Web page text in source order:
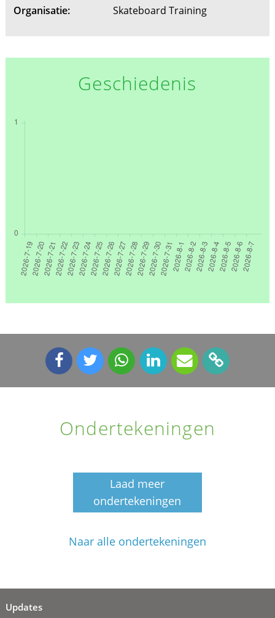
Organisatie:
Skateboard Training
Geschiedenis
Ondertekeningen
Laad meer
ondertekeningen
Naar alle ondertekeningen
Updates